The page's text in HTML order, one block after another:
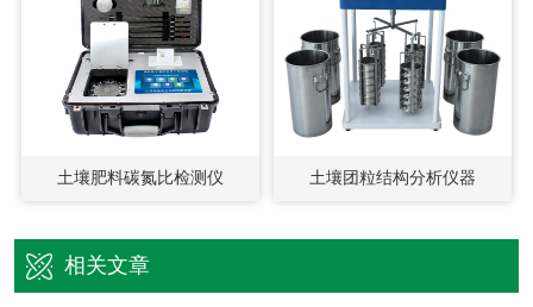
土壤肥料碳氮比检测仪 土壤团粒结构分析仪器
相关文章